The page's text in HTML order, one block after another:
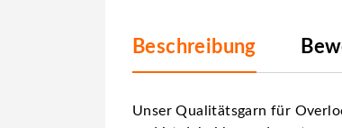
Beschreibung
Unser Qualitätsgarn für